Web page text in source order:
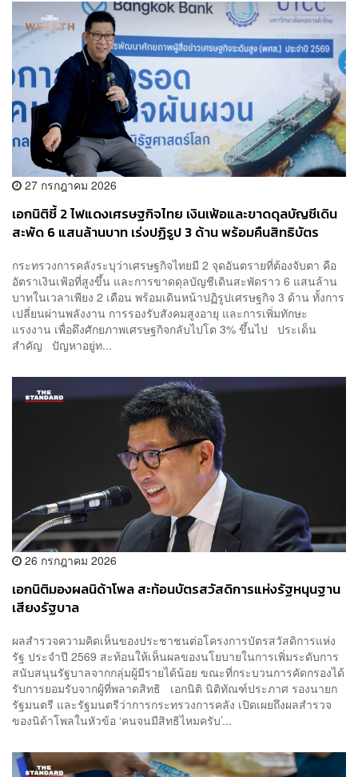
27 กรกฎาคม 2026
เอกนิติชี้ 2 ไฟแดงเศรษฐกิจไทย เงินเฟ้อและขาดดุลบัญชีเดิน
สะพัด 6 แสนล้านบาท เร่งปฏิรูป 3 ด้าน พร้อมคืนสิทธิบัตร
กระทรวงการคลังระบุว่าเศรษฐกิจไทยมี 2 จุดอันตรายที่ต้องจับตา คือ
อัตราเงินเฟ้อที่สูงขึ้น และการขาดดุลบัญชีเดินสะพัดราว 6 แสนล้าน
บาทในเวลาเพียง 2 เดือน พร้อมเดินหน้าปฏิรูปเศรษฐกิจ 3 ด้าน ทั้งการ
เปลี่ยนผ่านพลังงาน การรองรับสังคมสูงอายุ และการเพิ่มทักษะ
แรงงาน เพื่อดึงศักยภาพเศรษฐกิจกลับไปโต 3% ขึ้นไป ประเด็น
สำคัญ ปัญหาอยู่ท...
26 กรกฎาคม 2026
เอกนิติมองผลนิด้าโพล สะท้อนบัตรสวัสดิการแห่งรัฐหนุนฐาน
เสียงรัฐบาล
ผลสำรวจความคิดเห็นของประชาชนต่อโครงการบัตรสวัสดิการแห่ง
รัฐ ประจำปี 2569 สะท้อนให้เห็นผลของนโยบายในการเพิ่มระดับการ
สนับสนุนรัฐบาลจากกลุ่มผู้มีรายได้น้อย ขณะที่กระบวนการคัดกรองได้
รับการยอมรับจากผู้ที่พลาดสิทธิ เอกนิติ นิติทัณฑ์ประภาศ รองนายก
รัฐมนตรี และรัฐมนตรีว่าการกระทรวงการคลัง เปิดเผยถึงผลสำรวจ
ของนิด้าโพลในหัวข้อ ‘คนจนมีสิทธิไหมครับ’...